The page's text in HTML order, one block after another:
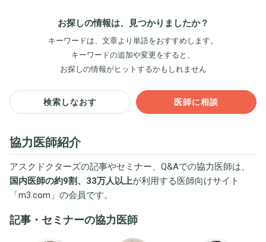
お探しの情報は、見つかりましたか？
キーワードは、文章より単語をおすすめします。
キーワードの追加や変更をすると、
お探しの情報がヒットするかもしれません
検索しなおす 医師に相談
協力医師紹介
アスクドクターズの記事やセミナー、Q&Aでの協力医師は、
国内医師の約9割、33万人以上が利用する医師向けサイト
「m3.com 」の会員です。
記事・セミナーの協力医師